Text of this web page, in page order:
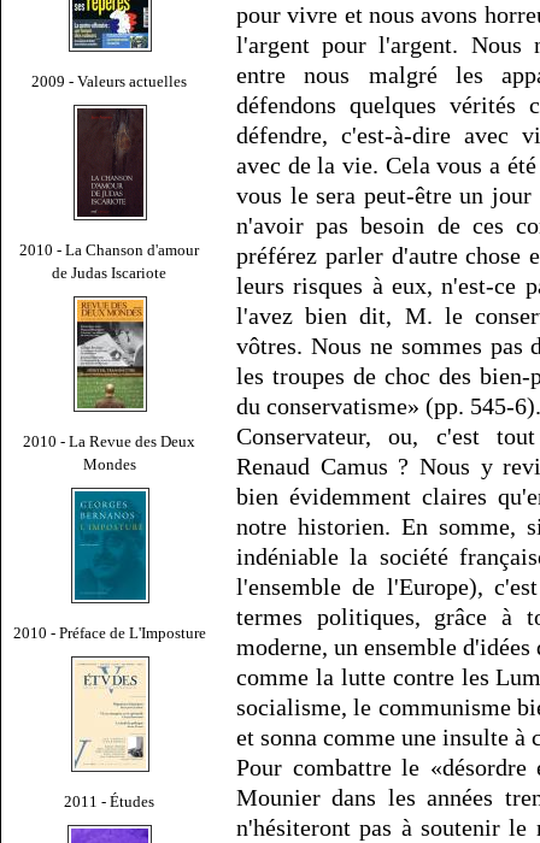
2009 - Valeurs actuelles
2010 - La Chanson d'amour
de Judas Iscariote
2010 - La Revue des Deux
Mondes
2010 - Préface de L'Imposture
2011 - Études
pour vivre et nous avons
l'argent pour l'argent. Nous
entre nous malgré les
défendons quelques
défendre, c'est-à-dire avec
avec de la vie. Cela vous a
vous le sera peut-être un jour
n'avoir pas besoin de ces
préférez parler d'autre chose
leurs risques à eux, n'est-ce
l'avez bien dit, M. le
vôtres. Nous ne sommes pas
les troupes de choc des bien-
du conservatisme» (pp. 545-6).
Conservateur, ou, c'est
Renaud Camus ? Nous y
bien évidemment claires
notre historien. En somme,
indéniable la société
l'ensemble de l'Europe),
termes politiques, grâce à
moderne, un ensemble
comme la lutte contre les
socialisme, le communisme
et sonna comme une insulte à
Pour combattre le
Mounier dans les années
n'hésiteront pas à soutenir